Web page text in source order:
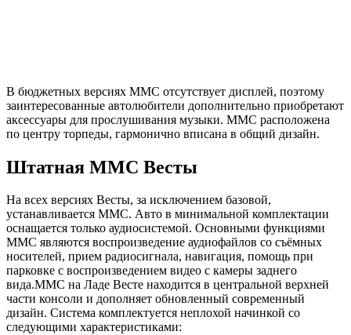
В бюджетных версиях ММС отсутствует дисплей, поэтому
заинтересованные автолюбители дополнительно приобретают
аксессуары для прослушивания музыки. ММС расположена
по центру торпеды, гармонично вписана в общий дизайн.
Штатная ММС Весты
На всех версиях Весты, за исключением базовой,
устанавливается ММС. Авто в минимальной комплектации
оснащается только аудиосистемой. Основными функциями
ММС являются воспроизведение аудиофайлов со съёмных
носителей, прием радиосигнала, навигация, помощь при
парковке с воспроизведением видео с камеры заднего
вида.ММС на Ладе Весте находится в центральной верхней
части консоли и дополняет обновленный современный
дизайн. Система комплектуется неплохой начинкой со
следующими характеристиками: